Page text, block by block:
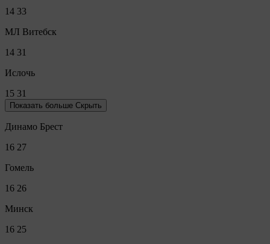
14 33
МЛ Витебск
14 31
Ислочь
15 31
Показать больше Скрыть
Динамо Брест
16 27
Гомель
16 26
Минск
16 25